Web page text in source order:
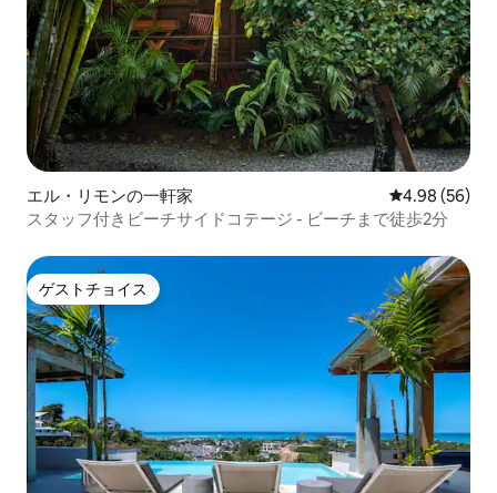
エル・リモンの一軒家 レビュー56
4.98 (56)
スタッフ付きビーチサイドコテージ - ビーチまで徒歩2分
ゲストチョイス
ゲストチョイス